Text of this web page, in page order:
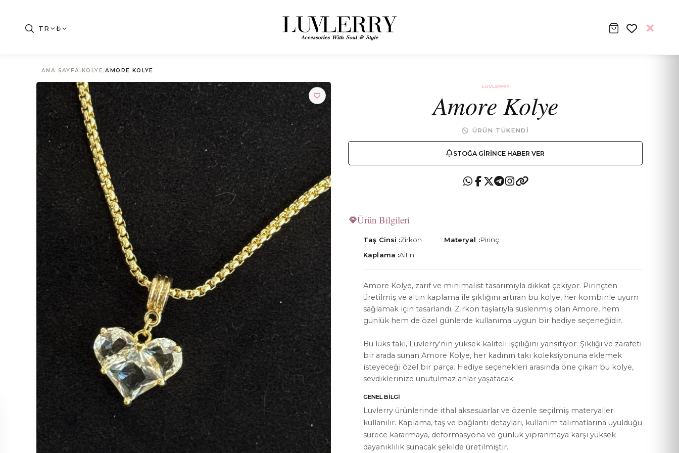
Luvlerry Dünyasına Katılın
Yeni koleksiyon ve özel kampanyalardan ilk siz haberdar olun.
MÜŞTERİ HİZMETLERİ
Bize Ulaşın
Sipariş Takibi
İade ve İptal Koşulları
Satış Noktalarımız
KOLEKSİYON
Kolye
Küpe
Yüzük
Bileklik
Tüm Ürünler
HAKKIMIZDA
Hakkımızda
Instagram
WhatsApp
YASAL KOŞULLAR
Mesafeli Satış Sözleşmesi
KVKK Aydınlatma Metni
Çerez Politikası
TR ₺
ANA SAYFA/KOLYE/AMORE KOLYE
LUVLERRY
Amore Kolye
ÜRÜN TÜKENDI
STOĞA GIRINCE HABER VER
Ürün Bilgileri
Taş Cinsi :Zirkon
Kaplama :Altın
Materyal :Pirinç
Amore Kolye, zarif ve minimalist tasarımıyla dikkat çekiyor. Pirinçten
üretilmiş ve altın kaplama ile şıklığını artıran bu kolye, her kombinle uyum
sağlamak için tasarlandı. Zirkon taşlarıyla süslenmiş olan Amore, hem
günlük hem de özel günlerde kullanıma uygun bir hediye seçeneğidir.
Bu lüks takı, Luvlerry'nin yüksek kaliteli işçiliğini yansıtıyor. Şıklığı ve zarafeti
bir arada sunan Amore Kolye, her kadının takı koleksiyonuna eklemek
isteyeceği özel bir parça. Hediye seçenekleri arasında öne çıkan bu kolye,
sevdiklerinize unutulmaz anlar yaşatacak.
GENEL BILGI
Luvlerry ürünlerinde ithal aksesuarlar ve özenle seçilmiş materyaller
kullanılır. Kaplama, taş ve bağlantı detayları, kullanım talimatlarına uyulduğu
sürece kararmaya, deformasyona ve günlük yıpranmaya karşı yüksek
dayanıklılık sunacak şekilde üretilmiştir.